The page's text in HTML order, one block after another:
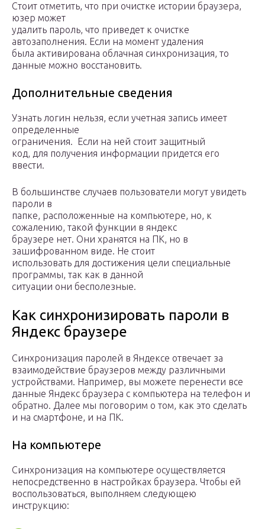
Стоит отметить, что при очистке истории браузера,
юзер может
удалить пароль, что приведет к очистке
автозаполнения. Если на момент удаления
была активирована облачная синхронизация, то
данные можно восстановить.
Дополнительные сведения
Узнать логин нельзя, если учетная запись имеет
определенные
ограничения. Если на ней стоит защитный
код, для получения информации придется его
ввести.
В большинстве случаев пользователи могут увидеть
пароли в
папке, расположенные на компьютере, но, к
сожалению, такой функции в яндекс
браузере нет. Они хранятся на ПК, но в
зашифрованном виде. Не стоит
использовать для достижения цели специальные
программы, так как в данной
ситуации они бесполезные.
Как синхронизировать пароли в
Яндекс браузере
Синхронизация паролей в Яндексе отвечает за
взаимодействие браузеров между различными
устройствами. Например, вы можете перенести все
данные Яндекс браузера с компьютера на телефон и
обратно. Далее мы поговорим о том, как это сделать
и на смартфоне, и на ПК.
На компьютере
Синхронизация на компьютере осуществляется
непосредственно в настройках браузера. Чтобы ей
воспользоваться, выполняем следующею
инструкцию: